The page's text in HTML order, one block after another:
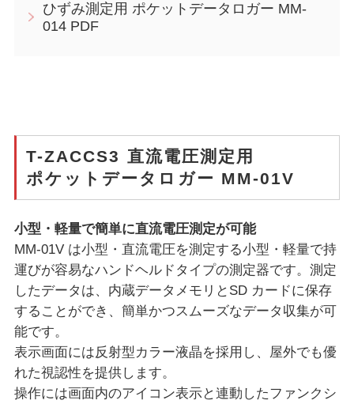
ひずみ測定用 ポケットデータロガー MM-
014 PDF
T-ZACCS3 直流電圧測定用
ポケットデータロガー MM-01V
小型・軽量で簡単に直流電圧測定が可能
MM-01V は小型・直流電圧を測定する小型・軽量で持
運びが容易なハンドヘルドタイプの測定器です。測定
したデータは、内蔵データメモリとSD カードに保存
することができ、簡単かつスムーズなデータ収集が可
能です。
表示画面には反射型カラー液晶を採用し、屋外でも優
れた視認性を提供します。
操作には画面内のアイコン表示と連動したファンクシ